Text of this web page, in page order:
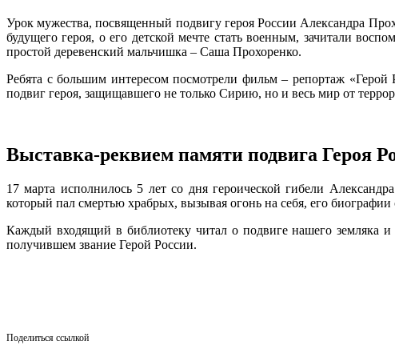
Урок мужества, посвященный подвигу героя России Александра
будущего героя, о его детской мечте стать военным, зачитали
простой деревенский мальчишка – Саша Прохоренко.
Ребята с большим интересом посмотрели фильм – репортаж
подвиг героя, защищавшего не только Сирию, но и весь мир от
Выставка-реквием памяти подвига Героя
17 марта исполнилось 5 лет со дня героической гибели
который пал смертью храбрых, вызывая огонь на себя, его
Каждый входящий в библиотеку читал о подвиге нашего земляка
получившем звание Герой России.
Поделиться ссылкой